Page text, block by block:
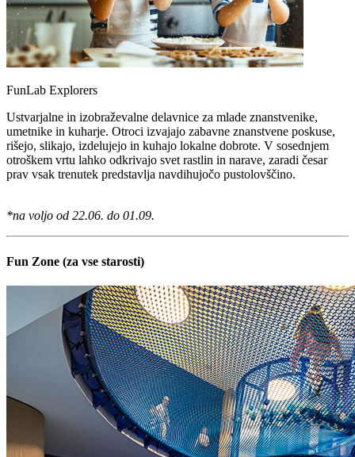
FunLab Explorers
Ustvarjalne in izobraževalne delavnice za mlade znanstvenike,
umetnike in kuharje. Otroci izvajajo zabavne znanstvene poskuse,
rišejo, slikajo, izdelujejo in kuhajo lokalne dobrote. V sosednjem
otroškem vrtu lahko odkrivajo svet rastlin in narave, zaradi česar
prav vsak trenutek predstavlja navdihujočo pustolovščino.
*na voljo od 22.06. do 01.09.
Fun Zone (za vse starosti)